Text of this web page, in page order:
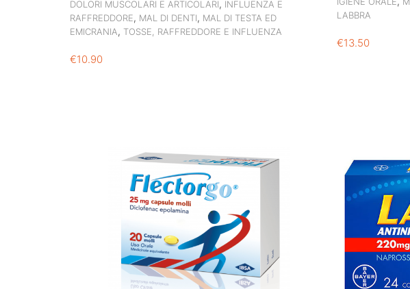
DOLORI MUSCOLARI E ARTICOLARI, INFLUENZA E
RAFFREDDORE, MAL DI DENTI, MAL DI TESTA ED
EMICRANIA, TOSSE, RAFFREDDORE E INFLUENZA
€10.90
LABBRA
€13.50